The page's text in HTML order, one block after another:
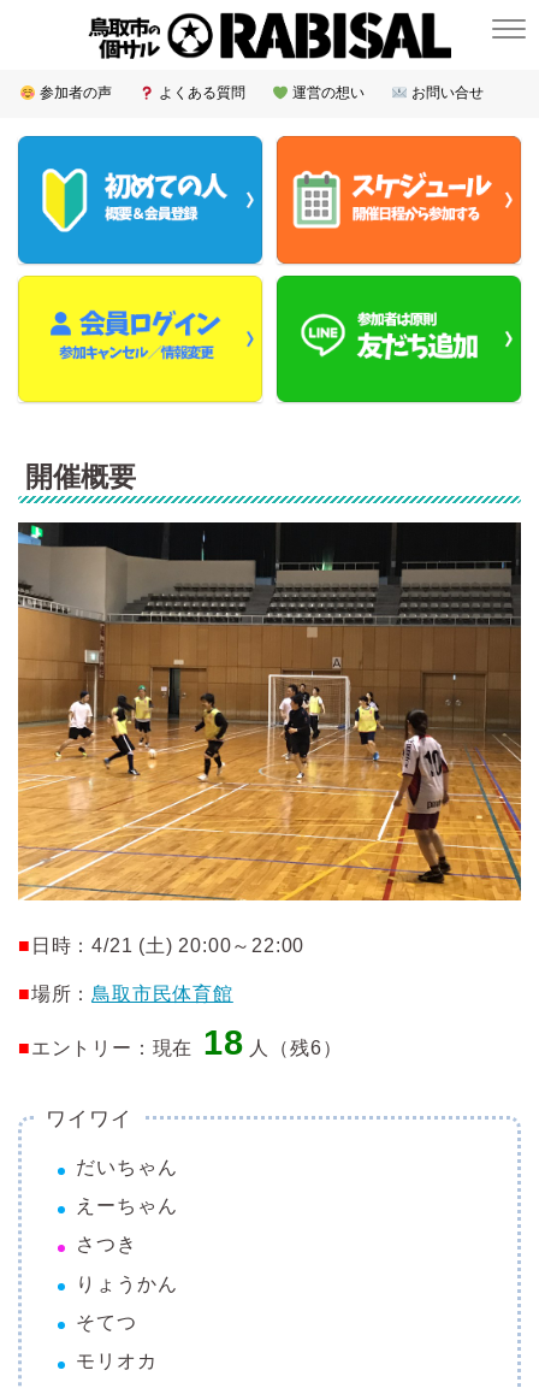
参加者の声 よくある質問 運営の想い お問い合せ
開催概要
■ 日時：4/21 (土) 20:00～22:00
■場所： 鳥取市民体育館
■エントリー：現在 18 人（残6）
ワイワイ
だいちゃん
えーちゃん
さつき
りょうかん
そてつ
モリオカ